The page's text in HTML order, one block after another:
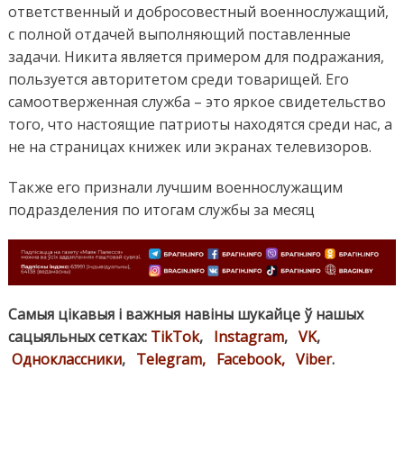
ответственный и добросовестный военнослужащий,
с полной отдачей выполняющий поставленные
задачи. Никита является примером для подражания,
пользуется авторитетом среди товарищей. Его
самоотверженная служба – это яркое свидетельство
того, что настоящие патриоты находятся среди нас, а
не на страницах книжек или экранах телевизоров.
Также его признали лучшим военнослужащим
подразделения по итогам службы за месяц
Самыя цікавыя і важныя навіны шукайце ў нашых
сацыяльных сетках: TikTok, Instagram, VK,
Одноклассники, Telegram, Facebook, Viber.